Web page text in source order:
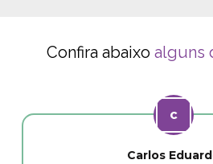
Confira abaixo alguns
Carlos